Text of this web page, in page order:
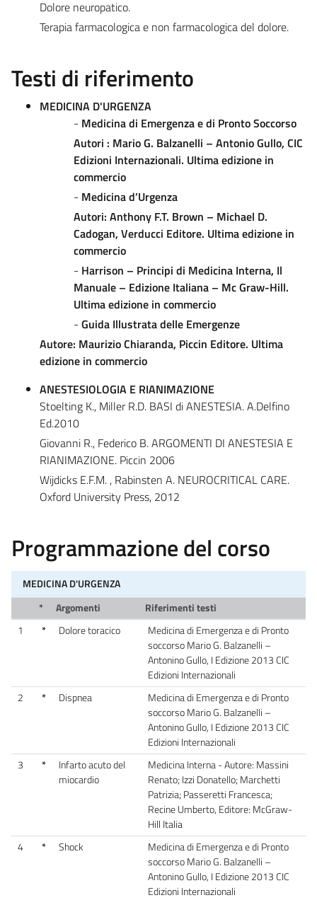
Dolore neuropatico.
Terapia farmacologica e non farmacologica del dolore.
Testi di riferimento
MEDICINA D'URGENZA
- Medicina di Emergenza e di Pronto Soccorso
Autori : Mario G. Balzanelli – Antonio Gullo, CIC
Edizioni Internazionali. Ultima edizione in
commercio
- Medicina d’Urgenza
Autori: Anthony F.T. Brown – Michael D.
Cadogan, Verducci Editore. Ultima edizione in
commercio
- Harrison – Principi di Medicina Interna, Il
Manuale – Edizione Italiana – Mc Graw-Hill.
Ultima edizione in commercio
- Guida Illustrata delle Emergenze
Autore: Maurizio Chiaranda, Piccin Editore. Ultima
edizione in commercio
ANESTESIOLOGIA E RIANIMAZIONE
Stoelting K., Miller R.D. BASI di ANESTESIA. A.Delfino
Ed.2010
Giovanni R., Federico B. ARGOMENTI DI ANESTESIA E
RIANIMAZIONE. Piccin 2006
Wijdicks E.F.M. , Rabinsten A. NEUROCRITICAL CARE.
Oxford University Press, 2012
Programmazione del corso
MEDICINA D'URGENZA
*
Argomenti
Riferimenti testi
1
* Dolore toracico
Medicina di Emergenza e di Pronto
soccorso Mario G. Balzanelli –
Antonino Gullo, I Edizione 2013 CIC
Edizioni Internazionali
2
* Dispnea
Medicina di Emergenza e di Pronto
soccorso Mario G. Balzanelli –
Antonino Gullo, I Edizione 2013 CIC
Edizioni Internazionali
3
*
Infarto acuto del
miocardio
Medicina Interna - Autore: Massini
Renato; Izzi Donatello; Marchetti
Patrizia; Passeretti Francesca;
Recine Umberto, Editore: McGraw-
Hill Italia
4
* Shock
Medicina di Emergenza e di Pronto
soccorso Mario G. Balzanelli –
Antonino Gullo, I Edizione 2013 CIC
Edizioni Internazionali